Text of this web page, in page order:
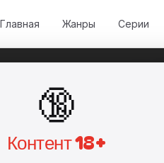
Главная Жанры Серии
🔞
Контент 18+SM